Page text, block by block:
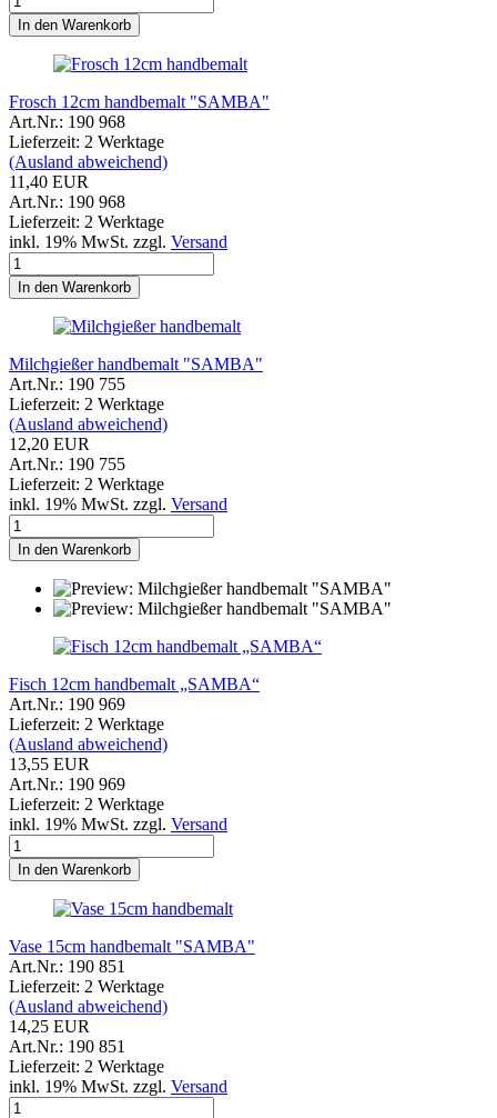
In den Warenkorb
Frosch 12cm handbemalt "SAMBA"
Art.Nr.: 190 968
Lieferzeit: 2 Werktage
(Ausland abweichend)
11,40 EUR
Art.Nr.: 190 968
Lieferzeit: 2 Werktage
inkl. 19% MwSt. zzgl. Versand
In den Warenkorb
Milchgießer handbemalt "SAMBA"
Art.Nr.: 190 755
Lieferzeit: 2 Werktage
(Ausland abweichend)
12,20 EUR
Art.Nr.: 190 755
Lieferzeit: 2 Werktage
inkl. 19% MwSt. zzgl. Versand
In den Warenkorb
Fisch 12cm handbemalt „SAMBA“
Art.Nr.: 190 969
Lieferzeit: 2 Werktage
(Ausland abweichend)
13,55 EUR
Art.Nr.: 190 969
Lieferzeit: 2 Werktage
inkl. 19% MwSt. zzgl. Versand
In den Warenkorb
Vase 15cm handbemalt "SAMBA"
Art.Nr.: 190 851
Lieferzeit: 2 Werktage
(Ausland abweichend)
14,25 EUR
Art.Nr.: 190 851
Lieferzeit: 2 Werktage
inkl. 19% MwSt. zzgl. Versand